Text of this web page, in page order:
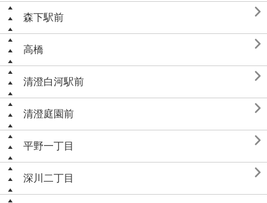
森下駅前 
高橋 
清澄白河駅前 
清澄庭園前 
平野一丁目 
深川二丁目 